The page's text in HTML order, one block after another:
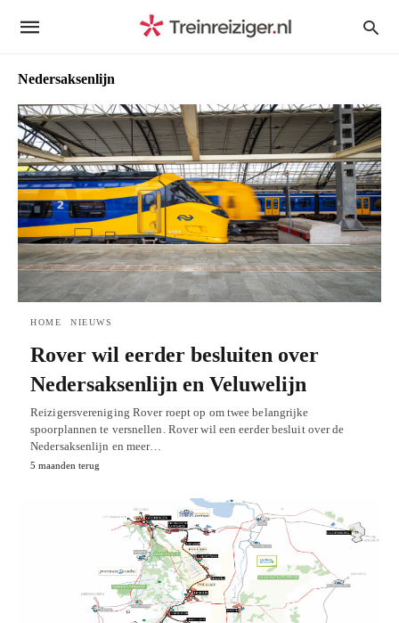
Nedersaksenlijn
HOME NIEUWS
Rover wil eerder besluiten over
Nedersaksenlijn en Veluwelijn
Reizigersvereniging Rover roept op om twee belangrijke
spoorplannen te versnellen. Rover wil een eerder besluit over de
Nedersaksenlijn en meer…
5 maanden terug